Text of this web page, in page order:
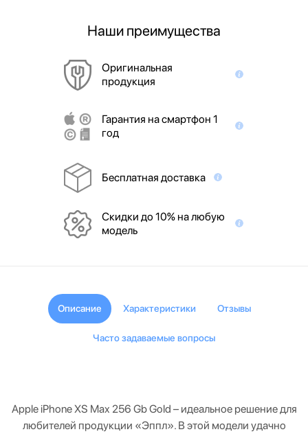
Наши преимущества
Оригинальная
продукция
Гарантия на смартфон 1
год
Бесплатная доставка
Скидки до 10% на любую
модель
Описание Характеристики Отзывы
Часто задаваемые вопросы
Apple iPhone XS Max 256 Gb Gold – идеальное решение для
любителей продукции «Эппл». В этой модели удачно